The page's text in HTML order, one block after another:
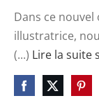
Dans ce
illustratrice,
(...) Lire la suite